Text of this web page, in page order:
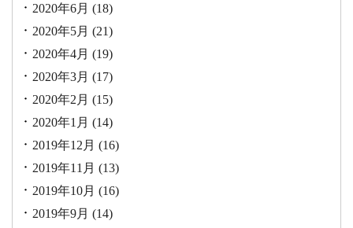
2020年6月 (18)
2020年5月 (21)
2020年4月 (19)
2020年3月 (17)
2020年2月 (15)
2020年1月 (14)
2019年12月 (16)
2019年11月 (13)
2019年10月 (16)
2019年9月 (14)